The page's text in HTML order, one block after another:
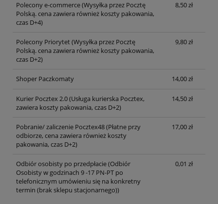
Polecony e-commerce(Wysyłka przez Pocztę
Polską. cena zawiera również koszty pakowania,
czas D+4)
8,50 zł
Polecony Priorytet(Wysyłka przez Pocztę
Polską. cena zawiera również koszty pakowania,
czas D+2)
9,80 zł
Shoper Paczkomaty 14,00 zł
Kurier Pocztex 2.0(Usługa kurierska Pocztex,
zawiera koszty pakowania, czas D+2)
14,50 zł
Pobranie/ zaliczenie Pocztex48(Płatne przy
odbiorze, cena zawiera również koszty
pakowania, czas D+2)
17,00 zł
Odbiór osobisty po przedpłacie(Odbiór
Osobisty w godzinach 9 -17 PN-PT po
telefonicznym umówieniu się na konkretny
termin (brak sklepu stacjonarnego))
0,01 zł